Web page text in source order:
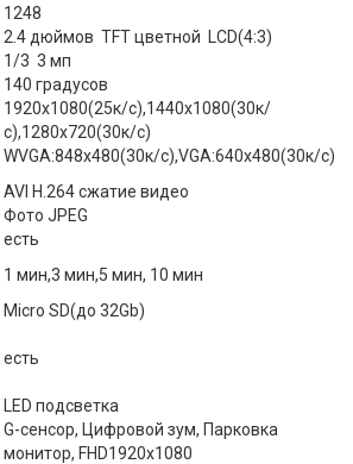
1248
2.4 дюймов TFT цветной LCD(4:3)
1/3 3 мп
140 градусов
1920х1080(25к/c),1440х1080(30к/
с),1280х720(30к/c)
WVGA:848х480(30к/c),VGA:640х480(30к/c)
AVI H.264 сжатие видео
Фото JPEG
есть
1 мин,3 мин,5 мин, 10 мин
Micro SD(до 32Gb)
есть
LED подсветка
G-сенсор, Цифровой зум, Парковка
монитор, FHD1920x1080